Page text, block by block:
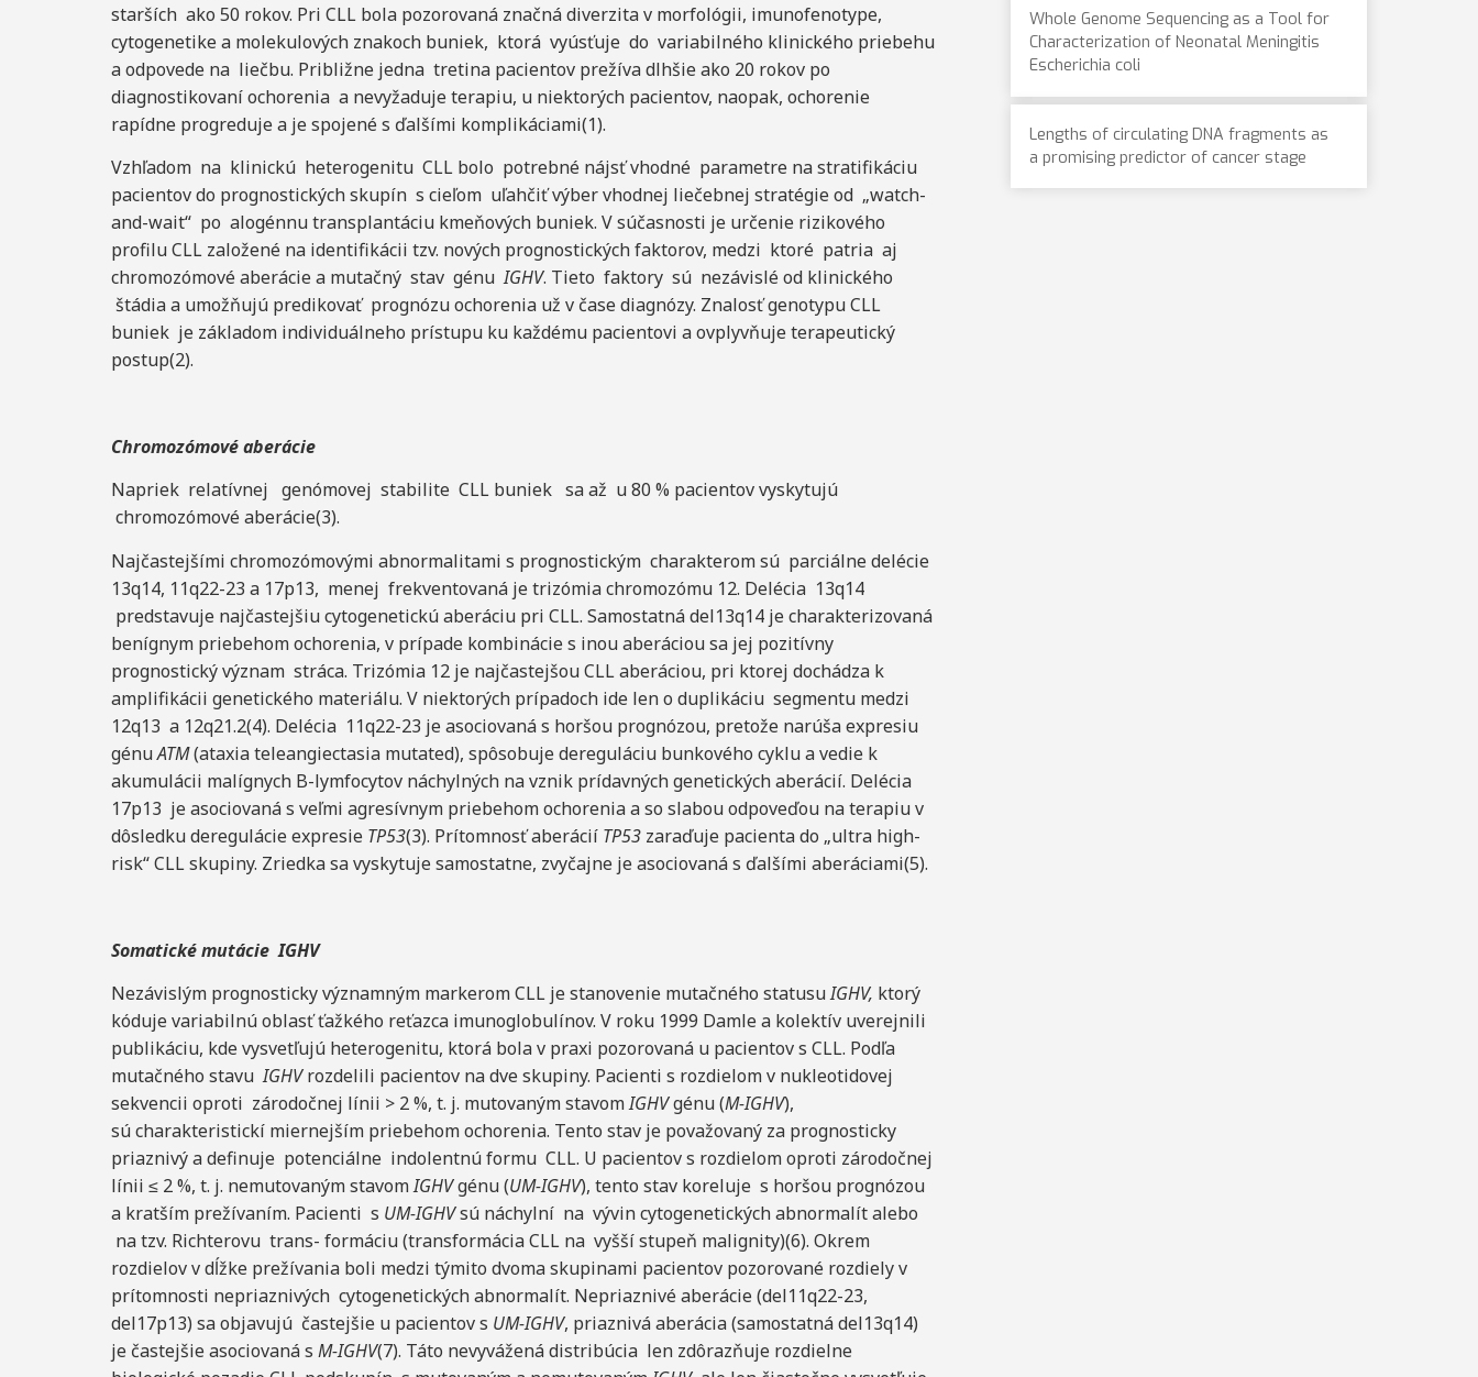
starších ako 50 rokov. Pri CLL bola pozorovaná značná diverzita v morfológii, imunofenotype,
cytogenetike a molekulových znakoch buniek, ktorá vyúsťuje do variabilného klinického priebehu
a odpovede na liečbu. Približne jedna tretina pacientov prežíva dlhšie ako 20 rokov po
diagnostikovaní ochorenia a nevyžaduje terapiu, u niektorých pacientov, naopak, ochorenie
rapídne progreduje a je spojené s ďalšími komplikáciami(1).
Vzhľadom na klinickú heterogenitu CLL bolo potrebné nájsť vhodné parametre na stratifikáciu
pacientov do prognostických skupín s cieľom uľahčiť výber vhodnej liečebnej stratégie od „watch-
and-wait“ po alogénnu transplantáciu kmeňových buniek. V súčasnosti je určenie rizikového
profilu CLL založené na identifikácii tzv. nových prognostických faktorov, medzi ktoré patria aj
chromozómové aberácie a mutačný stav génuIGHV. Tieto faktory sú nezávislé od klinického
štádia a umožňujú predikovať prognózu ochorenia už v čase diagnózy. Znalosť genotypu CLL
buniek je základom individuálneho prístupu ku každému pacientovi a ovplyvňuje terapeutický
postup(2).
Chromozómové aberácie
Napriek relatívnej genómovej stabilite CLL buniek sa až u 80 % pacientov vyskytujú
chromozómové aberácie(3).
Najčastejšími chromozómovými abnormalitami s prognostickým charakterom sú parciálne delécie
13q14, 11q22-23 a 17p13, menej frekventovaná je trizómia chromozómu 12. Delécia 13q14
predstavuje najčastejšiu cytogenetickú aberáciu pri CLL. Samostatná del13q14 je charakterizovaná
benígnym priebehom ochorenia, v prípade kombinácie s inou aberáciou sa jej pozitívny
prognostický význam stráca. Trizómia 12 je najčastejšou CLL aberáciou, pri ktorej dochádza k
amplifikácii genetického materiálu. V niektorých prípadoch ide len o duplikáciu segmentu medzi
12q13 a 12q21.2(4). Delécia 11q22-23 je asociovaná s horšou prognózou, pretože narúša expresiu
génuATM(ataxia teleangiectasia mutated), spôsobuje dereguláciu bunkového cyklu a vedie k
akumulácii malígnych B-lymfocytov náchylných na vznik prídavných genetických aberácií. Delécia
17p13 je asociovaná s veľmi agresívnym priebehom ochorenia a so slabou odpoveďou na terapiu v
dôsledku deregulácie expresie TP53(3). Prítomnosť aberácií TP53 zaraďuje pacienta do „ultra high-
risk“ CLL skupiny. Zriedka sa vyskytuje samostatne, zvyčajne je asociovaná s ďalšími aberáciami(5).
Somatickémutácie IGHV
Nezávislým prognosticky významným markerom CLL je stanovenie mutačného statusuIGHV, ktorý
kóduje variabilnú oblasť ťažkého reťazca imunoglobulínov. V roku 1999 Damle a kolektív uverejnili
publikáciu, kde vysvetľujú heterogenitu, ktorá bola v praxi pozorovaná u pacientov s CLL. Podľa
mutačného stavuIGHVrozdelili pacientov na dve skupiny. Pacienti s rozdielom v nukleotidovej
sekvencii oproti zárodočnej línii > 2 %, t. j. mutovaným stavomIGHVgénu (M-IGHV),
sú charakteristickí miernejším priebehom ochorenia. Tento stav je považovaný za prognosticky
priaznivý a definuje potenciálne indolentnú formu CLL. U pacientov s rozdielom oproti zárodočnej
línii ≤ 2 %, t. j. nemutovaným stavomIGHVgénu (UM-IGHV), tento stav koreluje s horšou prognózou
a kratším prežívaním. Pacienti s UM-IGHVsú náchylní na vývin cytogenetických abnormalít alebo
na tzv. Richterovu trans- formáciu (transformácia CLL na vyšší stupeň malignity)(6). Okrem
rozdielov v dĺžke prežívania boli medzi týmito dvoma skupinami pacientov pozorované rozdiely v
prítomnosti nepriaznivých cytogenetických abnormalít. Nepriaznivé aberácie (del11q22-23,
del17p13) sa objavujú častejšie u pacientov s UM-IGHV, priaznivá aberácia (samostatná del13q14)
je častejšie asociovaná sM-IGHV(7). Táto nevyvážená distribúcia len zdôrazňuje rozdielne
Whole Genome Sequencing as a Tool for
Characterization of Neonatal Meningitis
Escherichia coli
Lengths of circulating DNA fragments as
a promising predictor of cancer stage